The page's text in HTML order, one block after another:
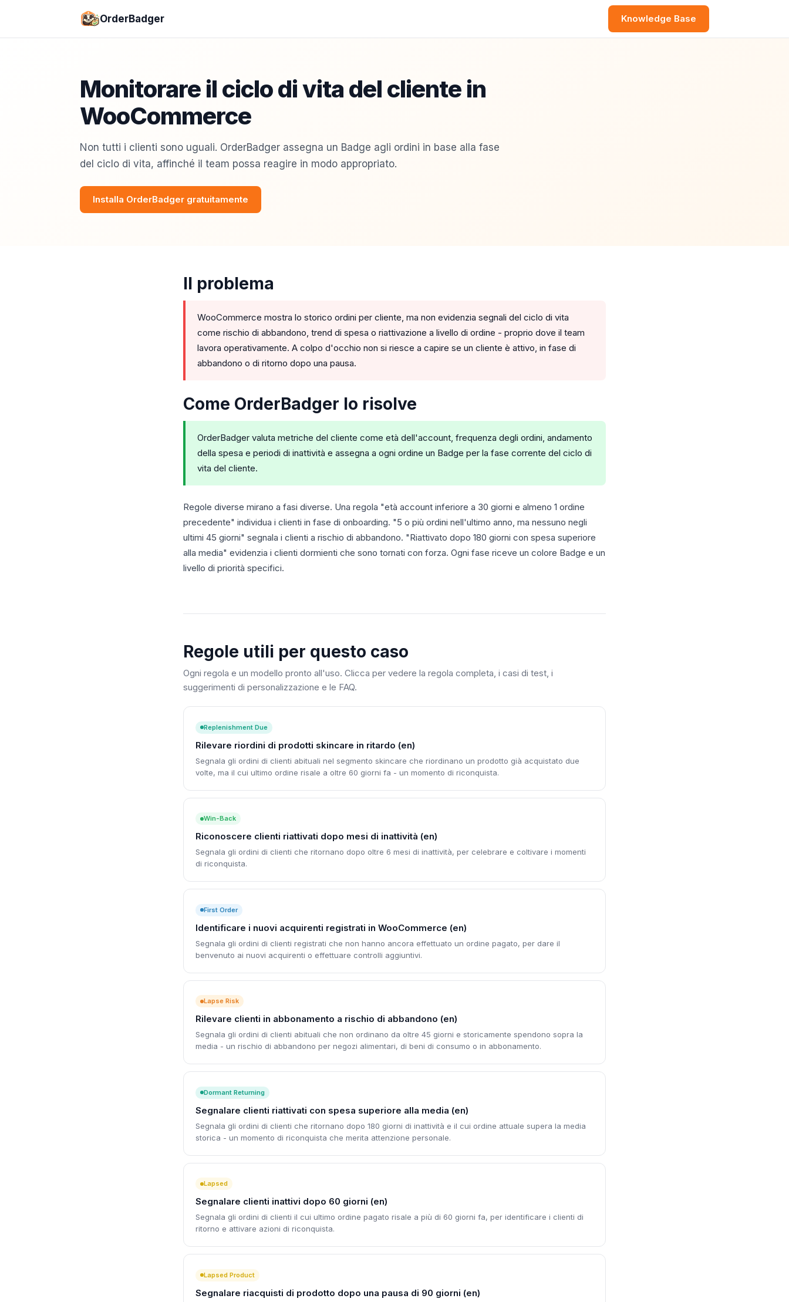
OrderBadger Knowledge Base
Monitorare il ciclo di vita del cliente in
WooCommerce
Non tutti i clienti sono uguali. OrderBadger assegna un Badge agli ordini in base alla fase
del ciclo di vita, affinché il team possa reagire in modo appropriato.
Installa OrderBadger gratuitamente
Il problema
WooCommerce mostra lo storico ordini per cliente, ma non evidenzia segnali del ciclo di vita
come rischio di abbandono, trend di spesa o riattivazione a livello di ordine - proprio dove il team
lavora operativamente. A colpo d'occhio non si riesce a capire se un cliente è attivo, in fase di
abbandono o di ritorno dopo una pausa.
Come OrderBadger lo risolve
OrderBadger valuta metriche del cliente come età dell'account, frequenza degli ordini, andamento
della spesa e periodi di inattività e assegna a ogni ordine un Badge per la fase corrente del ciclo di
vita del cliente.
Regole diverse mirano a fasi diverse. Una regola "età account inferiore a 30 giorni e almeno 1 ordine
precedente" individua i clienti in fase di onboarding. "5 o più ordini nell'ultimo anno, ma nessuno negli
ultimi 45 giorni" segnala i clienti a rischio di abbandono. "Riattivato dopo 180 giorni con spesa superiore
alla media" evidenzia i clienti dormienti che sono tornati con forza. Ogni fase riceve un colore Badge e un
livello di priorità specifici.
Regole utili per questo caso
Ogni regola e un modello pronto all'uso. Clicca per vedere la regola completa, i casi di test, i
suggerimenti di personalizzazione e le FAQ.
Replenishment Due
Rilevare riordini di prodotti skincare in ritardo (en)
Segnala gli ordini di clienti abituali nel segmento skincare che riordinano un prodotto già acquistato due
volte, ma il cui ultimo ordine risale a oltre 60 giorni fa - un momento di riconquista.
Win-Back
Riconoscere clienti riattivati dopo mesi di inattività (en)
Segnala gli ordini di clienti che ritornano dopo oltre 6 mesi di inattività, per celebrare e coltivare i momenti
di riconquista.
First Order
Identificare i nuovi acquirenti registrati in WooCommerce (en)
Segnala gli ordini di clienti registrati che non hanno ancora effettuato un ordine pagato, per dare il
benvenuto ai nuovi acquirenti o effettuare controlli aggiuntivi.
Lapse Risk
Rilevare clienti in abbonamento a rischio di abbandono (en)
Segnala gli ordini di clienti abituali che non ordinano da oltre 45 giorni e storicamente spendono sopra la
media - un rischio di abbandono per negozi alimentari, di beni di consumo o in abbonamento.
Dormant Returning
Segnalare clienti riattivati con spesa superiore alla media (en)
Segnala gli ordini di clienti che ritornano dopo 180 giorni di inattività e il cui ordine attuale supera la media
storica - un momento di riconquista che merita attenzione personale.
Lapsed
Segnalare clienti inattivi dopo 60 giorni (en)
Segnala gli ordini di clienti il cui ultimo ordine pagato risale a più di 60 giorni fa, per identificare i clienti di
ritorno e attivare azioni di riconquista.
Lapsed Product
Segnalare riacquisti di prodotto dopo una pausa di 90 giorni (en)